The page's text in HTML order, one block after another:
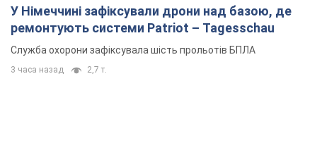
У Німеччині зафіксували дрони над базою, де
ремонтують системи Patriot – Tagesschau
Служба охорони зафіксувала шість прольотів БПЛА
3 часа назад 2,7 т.